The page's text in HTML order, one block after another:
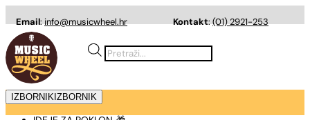
Email:info@musicwheel.hr Kontakt:(01) 2921-253
Products
search
IZBORNIK IZBORNIK